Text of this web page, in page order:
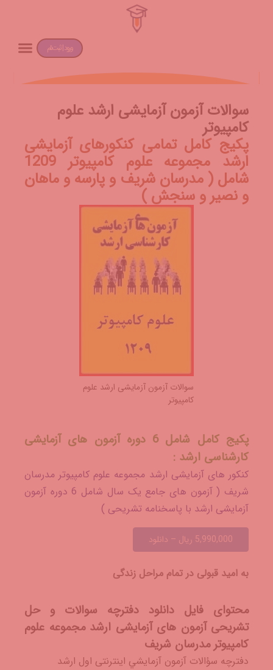
ورود | ثبت‌نام
سوالات آزمون آزمایشی ارشد علوم
کامپیوتر
پکیج کامل تمامی کنکورهای آزمایشی
ارشد مجموعه علوم کامپیوتر 1209
شامل ( مدرسان شریف و پارسه و ماهان
و نصیر و سنجش )
سوالات آزمون آزمایشی ارشد علوم
کامپیوتر
پکیج کامل شامل 6 دوره آزمون های آزمایشی
کارشناسی ارشد :
کنکور های آزمایشی ارشد مجموعه علوم کامپیوتر مدرسان
شریف ( آزمون های جامع یک سال شامل 6 دوره آزمون
آزمایشی ارشد با پاسخنامه تشریحی )
5,990,000 ریال – دانلود
به امید قبولی در تمام مراحل زندگی
محتوای فایل دانلود دفترچه سوالات و حل
تشریحی آزمون های آزمایشی ارشد مجموعه علوم
کامپیوتر مدرسان شریف
دفترچه سؤالات آزمون آزمايشي اینترنتی اول ارشد